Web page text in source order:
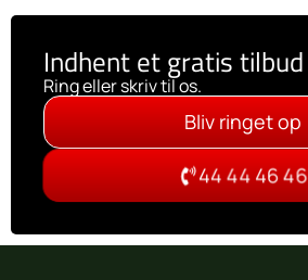
Indhent et gratis tilbud
Ring eller skriv til os.
Bliv ringet op
44 44 46 46